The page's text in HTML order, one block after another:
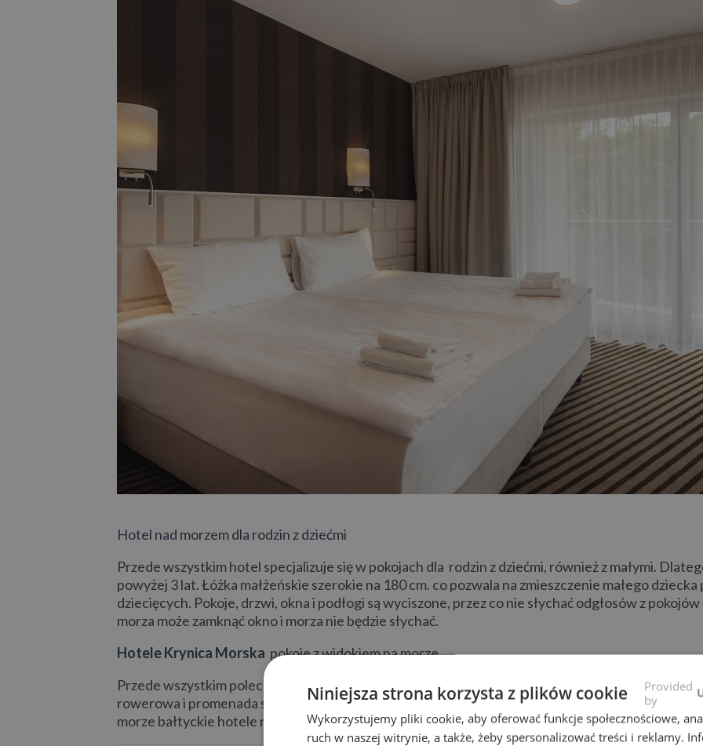
Hotel nad morzem dla rodzin z dziećmi
Przede wszystkim hotel specjalizuje się w pokojach dla rodzin z dziećmi, również z małymi.
powyżej 3 lat. Łóżka małżeńskie szerokie na 180 cm. co pozwala na zmieszczenie małego
dziecięcych. Pokoje, drzwi, okna i podłogi są wyciszone, przez co nie słychać odgłosów z
morza może zamknąć okno i morza nie będzie słychać.
Hotele Krynica Morska pokoje z widokiem na morze.
Przede wszystkim polecam hotele nad morzem bałtyckim przy plaży z widokiem na morze.
rowerowa i promenada spacerowa wzdłuż morza. W hotelu wypożyczalnia rowerów miejskich
morze bałtyckie hotele nad samym morzem czynne cały rok.
Niniejsza strona korzysta z plików cookie
Provided
by
Wykorzystujemy pliki cookie, aby oferować funkcje społecznościowe,
ruch w naszej witrynie, a także, żeby spersonalizować treści i reklamy.